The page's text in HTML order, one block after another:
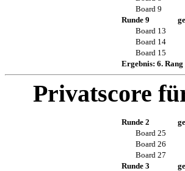
Board 9
Runde 9
Board 13
Board 14
Board 15
Ergebnis: 6.
Privatscore
Runde 2
Board 25
Board 26
Board 27
Runde 3